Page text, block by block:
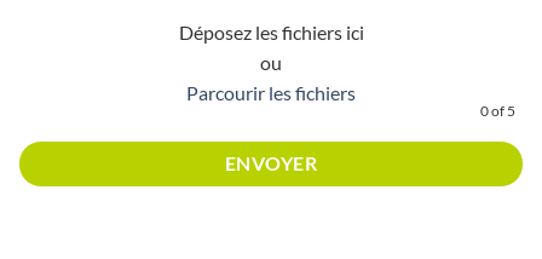
Déposez les fichiers ici
ou
Parcourir les fichiers
0of 5